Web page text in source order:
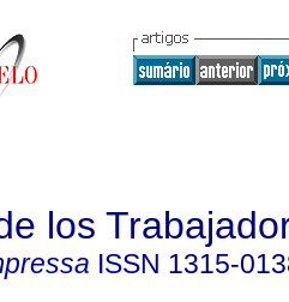
los
ISSN 1315-